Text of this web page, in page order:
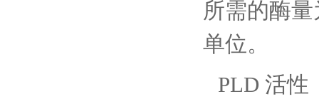
所需的酶
单位。
PLD 活性